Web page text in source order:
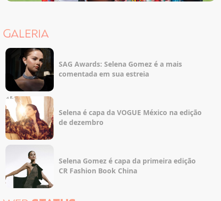
GALERIA
SAG Awards: Selena Gomez é a mais
comentada em sua estreia
Selena é capa da VOGUE México na edição
de dezembro
Selena Gomez é capa da primeira edição
CR Fashion Book China